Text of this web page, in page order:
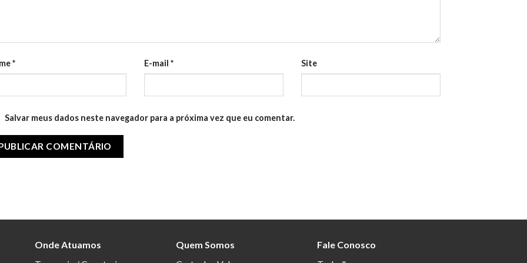
* E-mail * Site
Salvar meus dados neste navegador para a próxima vez que eu comentar.
Onde Atuamos
Quem Somos
Fale Conosco